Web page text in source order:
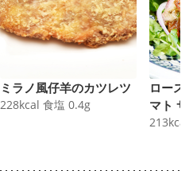
ミラノ風仔羊のカツレツ
228kcal 食塩 0.4g
ロース
マト サ
213kcal